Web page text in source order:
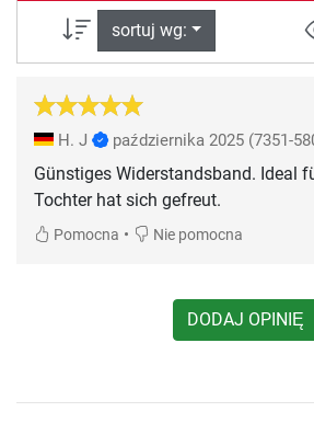
sortuj wg:
H. J października 2025 (7351-
Günstiges Widerstandsband. Ideal
Tochter hat sich gefreut.
Pomocna • Nie pomocna
DODAJ OPINIĘ